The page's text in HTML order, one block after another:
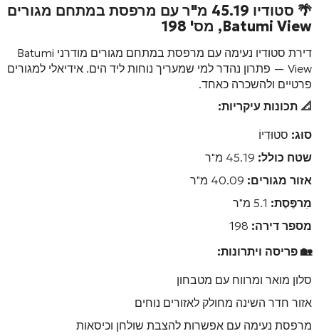
🌴 סטודיו 45.19 מ"ר עם מרפסת במתחם מגורים
Batumi View, מס' 198
דירת סטודיו נעימה עם מרפסת במתחם מגורים מודרני Batumi
View — פתרון נהדר למי שמעריך נוחות ליד הים. אידיאלי למגורים
פרטיים ולהשכרה כאחד.
📐 תכונות עיקריות:
סוּג: סטוּדִיוֹ
שטח כולל:
אזור מגורים:
מִרפֶּסֶת:
מספר דירה:
🏡 פריסה ויתרונות:
סלון מואר ומרווח עם מטבחון
אזור חדר השינה מחולק לאזורים נוחים
מרפסת נעימה עם אפשרות להצבת שולחן וכיסאות